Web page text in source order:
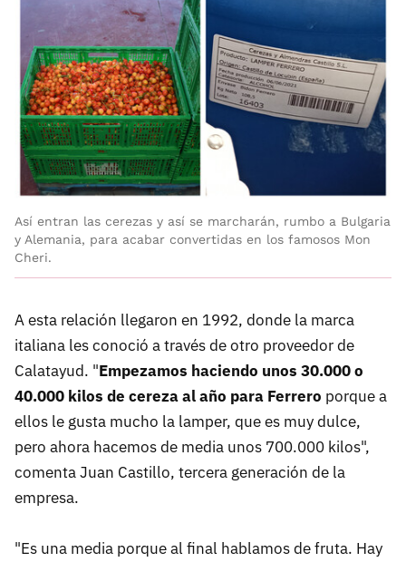
Así entran las cerezas y así se marcharán, rumbo a Bulgaria
y Alemania, para acabar convertidas en los famosos Mon
Cheri.
A esta relación llegaron en 1992, donde la marca
italiana les conoció a través de otro proveedor de
Calatayud. "Empezamos haciendo unos 30.000 o
40.000 kilos de cereza al año para Ferrero porque a
ellos le gusta mucho la lamper, que es muy dulce,
pero ahora hacemos de media unos 700.000 kilos",
comenta Juan Castillo, tercera generación de la
empresa.
"Es una media porque al final hablamos de fruta. Hay